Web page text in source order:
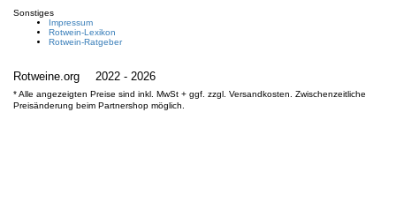
Sonstiges
Impressum
Rotwein-Lexikon
Rotwein-Ratgeber
Rotweine.org 2022 - 2026
* Alle angezeigten Preise sind inkl. MwSt + ggf. zzgl. Versandkosten. Zwischenzeitliche
Preisänderung beim Partnershop möglich.